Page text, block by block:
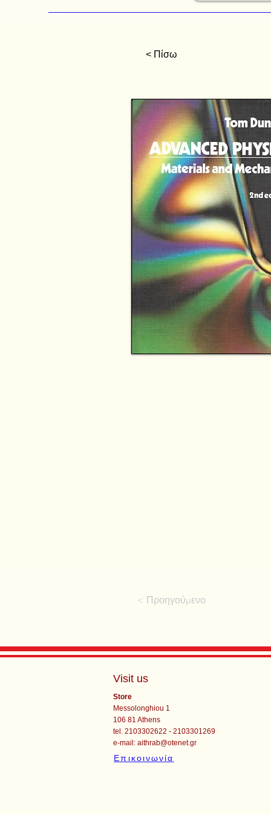
< Πίσω
< Προηγούμενο
Visit us
Store
Messolonghiou 1
106 81 Athens
tel. 2103302622 - 2103301269
e-mail:aithrab@otenet.gr
Επικοινωνία